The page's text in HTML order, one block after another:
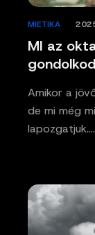
MI az
MIETIKA
Amikor a
de mi még
lapozgatjuk.…